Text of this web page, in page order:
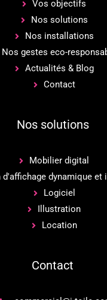
Vos objectifs
Nos solutions
Nos installations
Nos gestes eco-
Actualités & Blog
Contact
Nos solutions
Mobilier digital
d'affichage dynamique et
Logiciel
Illustration
Location
Contact